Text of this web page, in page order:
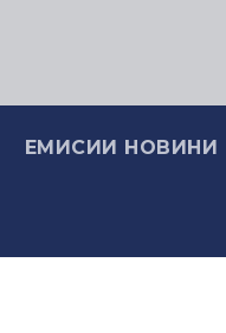
ЕМИСИИ НОВИНИ